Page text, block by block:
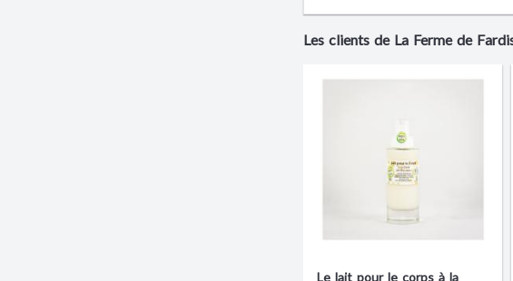
Les clients de La Ferme de
Le lait pour le corps à la